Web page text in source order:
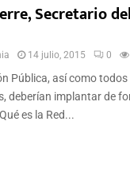
Secretario
14 julio, 2015 0
Pública, así como
deberían implantar de
es la Red...